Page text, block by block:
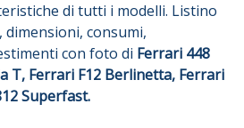
di tutti i modelli. Listino
consumi,
con foto di Ferrari 448
T, Ferrari F12 Berlinetta, Ferrari
Superfast.